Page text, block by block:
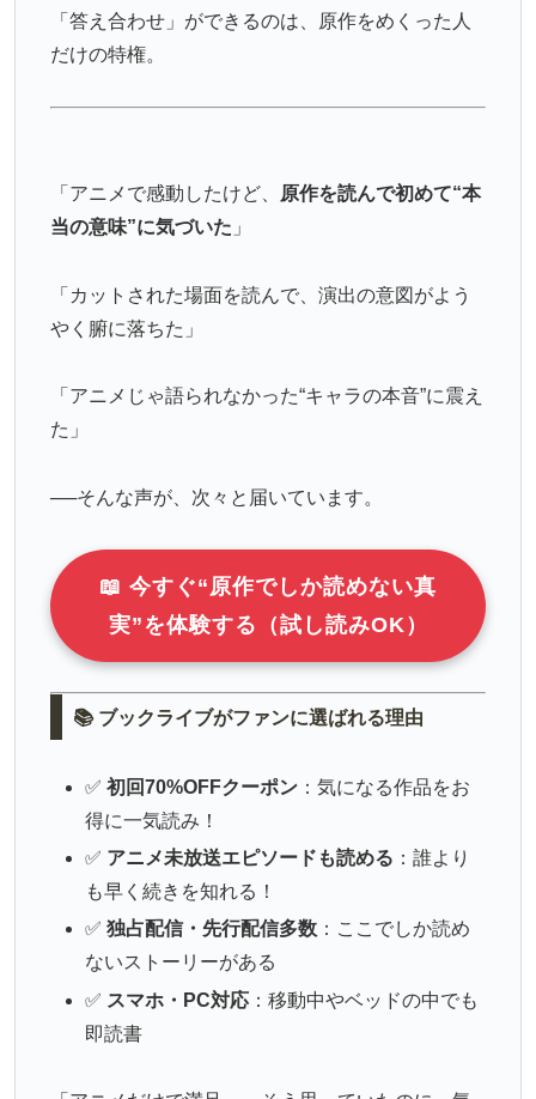
「答え合わせ」ができるのは、原作をめくった人
だけの特権。
「アニメで感動したけど、
原作を読んで初めて“本
当の意味”に気づいた 」
「カットされた場面を読んで、演出の意図がよう
やく腑に落ちた」
「アニメじゃ語られなかった“キャラの本音”に震え
た」
──そんな声が、次々と届いています。
📖 今すぐ“原作でしか読めない真
実”を体験する（試し読みOK）
📚 ブックライブがファンに選ばれる理由
✅ 初回70%OFFクーポン：気になる作品をお
得に一気読み！
✅ アニメ未放送エピソードも読める ：誰より
も早く続きを知れる！
✅ 独占配信・先行配信多数：ここでしか読め
ないストーリーがある
✅ スマホ・PC対応：移動中やベッドの中でも
即読書